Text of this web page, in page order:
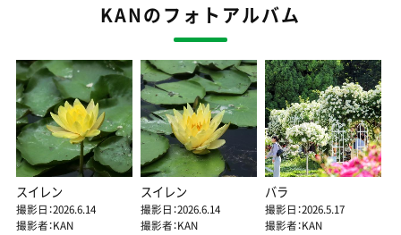
KANのフォトアルバム
スイレン
撮影日：2026.6.14
撮影者：KAN
スイレン
撮影日：2026.6.14
撮影者：KAN
バラ
撮影日：2026.5.17
撮影者：KAN